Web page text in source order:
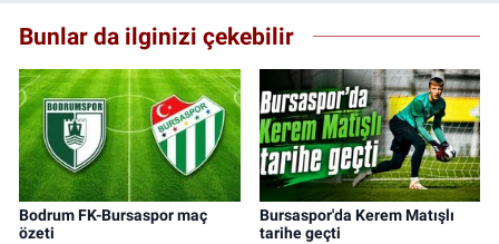
Bunlar da ilginizi çekebilir
Bodrum FK-Bursaspor maç
özeti
Bursaspor'da Kerem Matışlı
tarihe geçti